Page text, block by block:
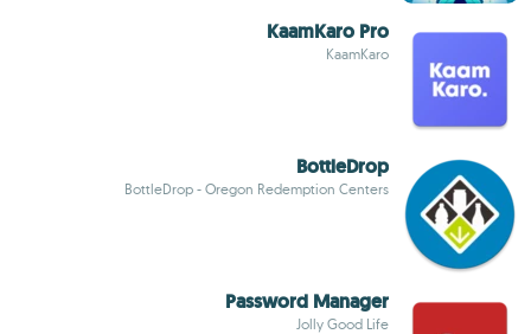
KaamKaro Pro
KaamKaro
BottleDrop
BottleDrop - Oregon Redemption Centers
Password Manager
Jolly Good Life